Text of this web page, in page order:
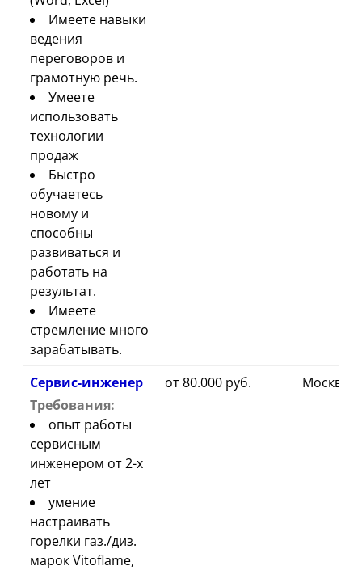
Имеете навыки
ведения
переговоров и
грамотную речь.
Умеете
использовать
технологии
продаж
Быстро
обучаетесь
новому и
способны
развиваться и
работать на
результат.
Имеете
стремление много
зарабатывать.
Сервис-инженер
Требования:
опыт работы
сервисным
инженером от 2-х
лет
умение
настраивать
горелки газ./диз.
марок Vitoflame,
от 80.000 руб. Москва